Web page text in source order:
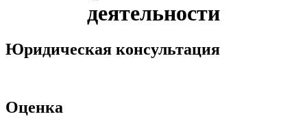
деятельности
Юридическая консультация
Оценка